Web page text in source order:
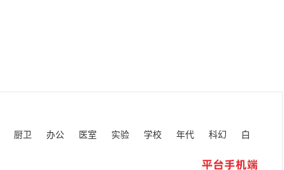
厨卫 办公 医室 实验 学校 年代 科幻
白